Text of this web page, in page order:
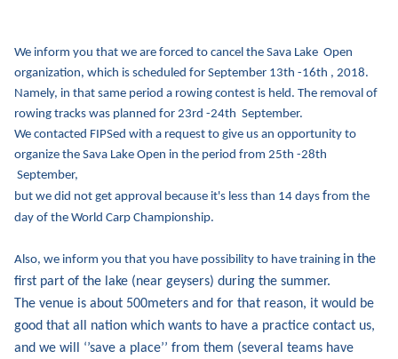
We inform you that we are forced to cancel the Sava Lake Open
organization, which is scheduled for September 13th -16th , 2018.
Namely, in that same period a rowing contest is held. The removal of
rowing tracks was planned for 23rd -24th September.
We contacted FIPSed with a request to give us an opportunity to
organize the Sava Lake Open in the period from 25th -28th
September,
but we did not get approval because it's less than 14 days from the
day of the World Carp Championship.
Also, we inform you that you have possibility to have training in the
first part of the lake (near geysers) during the summer.
The venue is about 500meters and for that reason, it would be
good that all nation which wants to have a practice contact us,
and we will ‘’save a place’’ from them (several teams have